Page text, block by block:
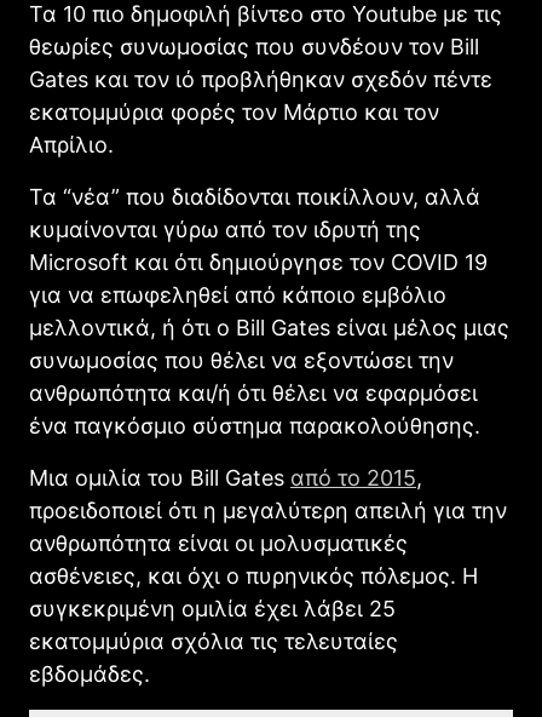
Τα 10 πιο δημοφιλή βίντεο στο Youtube με τις
θεωρίες συνωμοσίας που συνδέουν τον Bill
Gates και τον ιό προβλήθηκαν σχεδόν πέντε
εκατομμύρια φορές τον Μάρτιο και τον
Απρίλιο.
Τα “νέα” που διαδίδονται ποικίλλουν, αλλά
κυμαίνονται γύρω από τον ιδρυτή της
Microsoft και ότι δημιούργησε τον COVID 19
για να επωφεληθεί από κάποιο εμβόλιο
μελλοντικά, ή ότι ο Bill Gates είναι μέλος μιας
συνωμοσίας που θέλει να εξοντώσει την
ανθρωπότητα και/ή ότι θέλει να εφαρμόσει
ένα παγκόσμιο σύστημα παρακολούθησης.
Μια ομιλία του Bill Gates από το 2015,
προειδοποιεί ότι η μεγαλύτερη απειλή για την
ανθρωπότητα είναι οι μολυσματικές
ασθένειες, και όχι ο πυρηνικός πόλεμος. Η
συγκεκριμένη ομιλία έχει λάβει 25
εκατομμύρια σχόλια τις τελευταίες
εβδομάδες.